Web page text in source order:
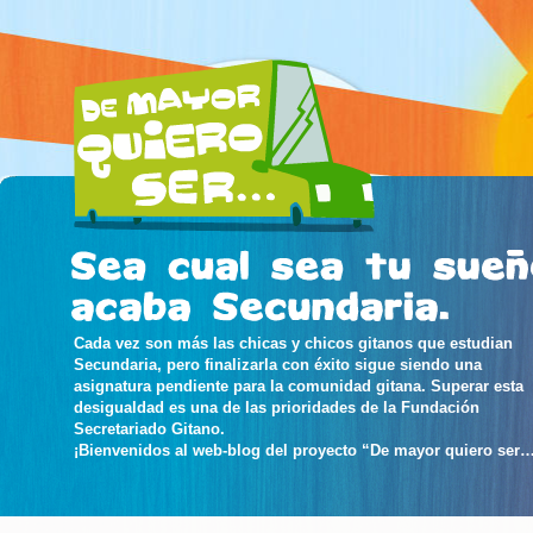
Cada vez son más las chicas y chicos gitanos que estudian
Secundaria, pero finalizarla con éxito sigue siendo una
asignatura pendiente para la comunidad gitana. Superar esta
desigualdad es una de las prioridades de la Fundación
Secretariado Gitano.
¡Bienvenidos al web-blog del proyecto “De mayor quiero